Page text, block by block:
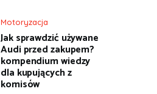
Motoryzacja
Jak sprawdzić używane
Audi przed zakupem?
kompendium wiedzy
dla kupujących z
komisów